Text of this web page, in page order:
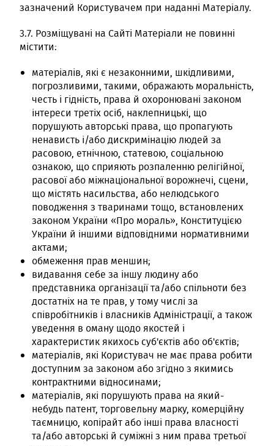
зазначений Користувачем при наданні Матеріалу.
3.7. Розміщувані на Сайті Матеріали не повинні
містити:
матеріалів, які є незаконними, шкідливими,
погрозливими, такими, ображають моральність,
честь і гідність, права й охоронювані законом
інтереси третіх осіб, наклепницькі, що
порушують авторські права, що пропагують
ненависть і/або дискримінацію людей за
расовою, етнічною, статевою, соціальною
ознакою, що сприяють розпаленню релігійної,
расової або міжнаціональної ворожнечі, сцени,
що містять насильства, або нелюдського
поводження з тваринами тощо, встановлених
законом України «Про мораль», Конституцією
України й іншими відповідними нормативними
актами;
обмеження прав меншин;
видавання себе за іншу людину або
представника організації та/або спільноти без
достатніх на те прав, у тому числі за
співробітників і власників Адміністрації, а також
уведення в оману щодо якостей і
характеристик якихось суб'єктів або об'єктів;
матеріалів, які Користувач не має права робити
доступним за законом або згідно з якимись
контрактними відносинами;
матеріалів, які порушують права на який-
небудь патент, торговельну марку, комерційну
таємницю, копірайт або інші права власності
та/або авторські й суміжні з ним права третьої